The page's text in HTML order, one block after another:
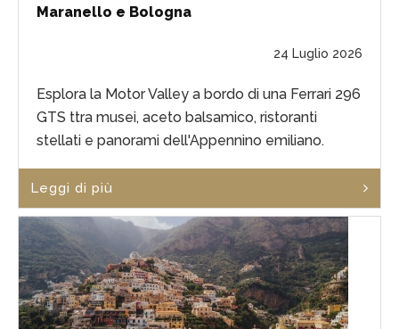
Maranello e Bologna
24 Luglio 2026
Esplora la Motor Valley a bordo di una Ferrari 296
GTS ttra musei, aceto balsamico, ristoranti
stellati e panorami dell'Appennino emiliano.
Leggi di più